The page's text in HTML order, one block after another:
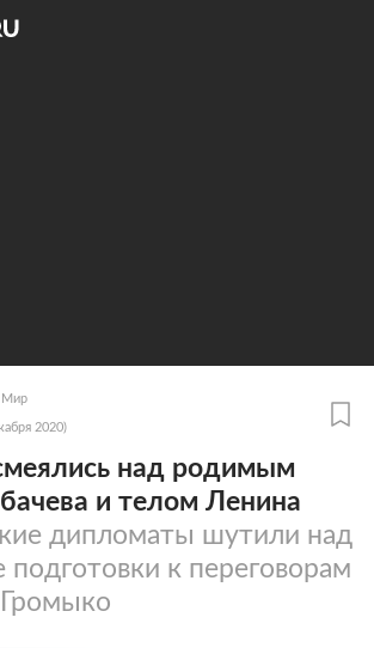
Мир
2020)
над родимым
и телом Ленина
дипломаты шутили над
подготовки к переговорам